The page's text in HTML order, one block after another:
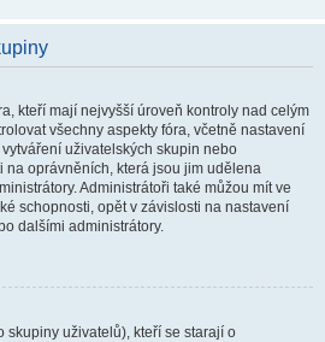
kteří mají nejvyšší úroveň kontroly nad celým
všechny aspekty fóra, včetně nastavení
uživatelských skupin nebo
na oprávněních, která jsou jim udělena
Administrátoři také můžou mít ve
schopnosti, opět v závislosti na nastavení
dalšími administrátory.
skupiny uživatelů), kteří se starají o